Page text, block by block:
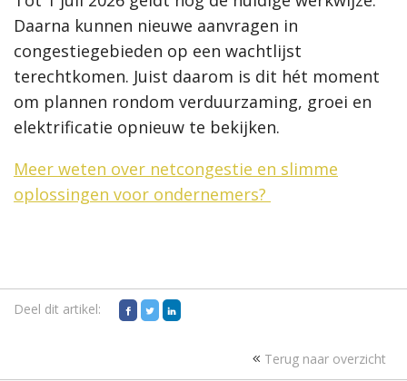
Daarna kunnen nieuwe aanvragen in
congestiegebieden op een wachtlijst
terechtkomen. Juist daarom is dit hét moment
om plannen rondom verduurzaming, groei en
elektrificatie opnieuw te bekijken.
Meer weten over netcongestie en slimme
oplossingen voor ondernemers?
Deel dit artikel:
Terug naar overzicht